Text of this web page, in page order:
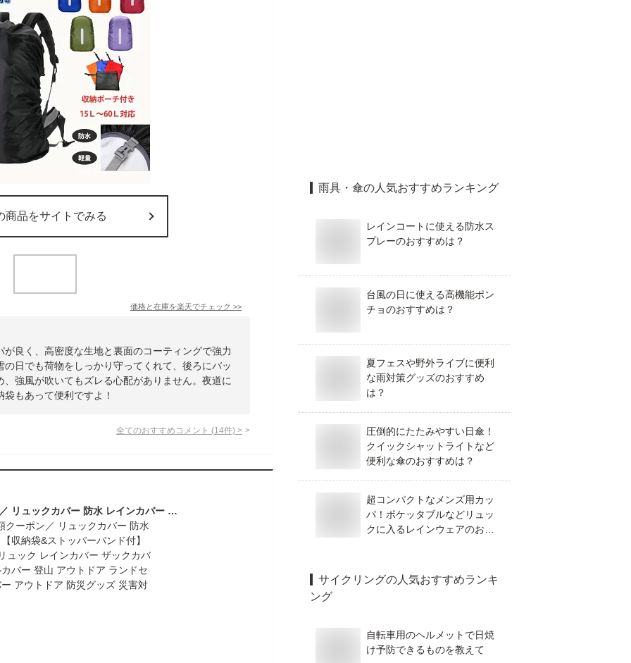
商品をサイトでみる
価格と在庫を楽天でチェック >>
良く、高密度な生地と裏面のコーティングで強力
日でも荷物をしっかり守ってくれて、後ろにバッ
強風が吹いてもズレる心配がありません。夜道に
もあって便利ですよ！
全てのおすすめコメント (14件) >
＼2点目半額クーポン／ リュックカバー 防水 レインカバー 【収納袋&ストッパーバンド付】 撥水 防災 雨 リュック レインカバー ザックカバー ランドセルカバー 登山 アウトドア ランドセル 前カゴカバー アウトドア 防災グッズ 災害対策
雨具・傘の人気おすすめランキング
レインコートに使える防水ス
プレーのおすすめは？
台風の日に使える高機能ポン
チョのおすすめは？
夏フェスや野外ライブに便利
な雨対策グッズのおすすめ
は？
圧倒的にたたみやすい日傘！
クイックシャットライトなど
便利な傘のおすすめは？
超コンパクトなメンズ用カッ
パ！ポケッタブルなどリュッ
クに入るレインウェアのおす
サイクリングの人気おすすめランキ
ング
自転車用のヘルメットで日焼
け予防できるものを教えて